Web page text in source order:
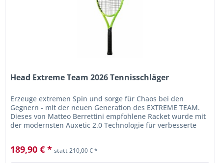
Head Extreme Team 2026 Tennisschläger
Erzeuge extremen Spin und sorge für Chaos bei den
Gegnern - mit der neuen Generation des EXTREME TEAM.
Dieses von Matteo Berrettini empfohlene Racket wurde mit
der modernsten Auxetic 2.0 Technologie für verbesserte
189,90 € * statt210,00 € *